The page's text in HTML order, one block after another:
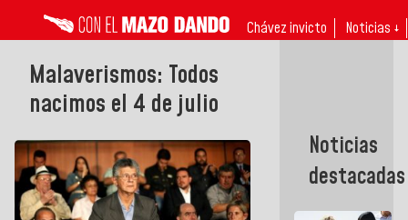
Chávez invicto Noticias ↓
Malaverismos: Todos
nacimos el 4 de julio
Noticias
destacadas